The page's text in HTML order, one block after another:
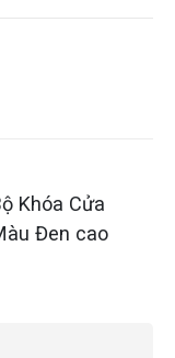
Khóa Cửa
Đen cao